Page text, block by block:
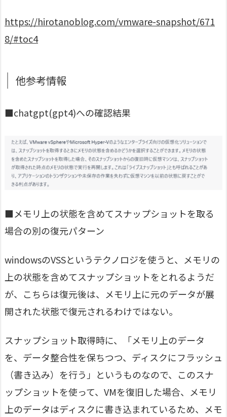
https://hirotanoblog.com/vmware-snapshot/671
8/#toc4
他参考情報
■chatgpt(gpt4)への確認結果
■メモリ上の状態を含めてスナップショットを取る
場合の別の復元パターン
windowsのVSSというテクノロジを使うと、メモリの
上の状態を含めてスナップショットをとれるようだ
が、こちらは復元後は、メモリ上に元のデータが展
開された状態で復元されるわけではない。
スナップショット取得時に、「メモリ上のデータ
を、データ整合性を保ちつつ、ディスクにフラッシュ
（書き込み）を行う」というものなので、このスナ
ップショットを使って、VMを復旧した場合、メモリ
上のデータはディスクに書き込まれているため、メモ